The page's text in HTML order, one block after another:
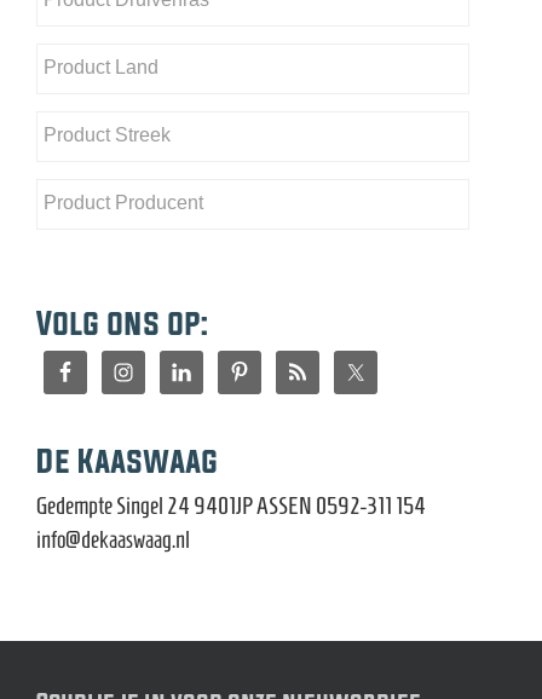
Volg ons op:
De Kaaswaag
Gedempte Singel 24 9401JP ASSEN 0592-311 154
info@dekaaswaag.nl